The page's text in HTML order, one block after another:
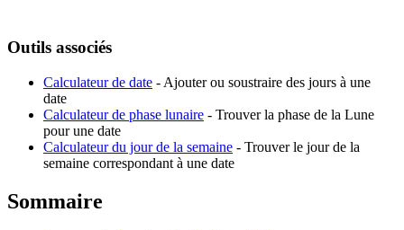
Outils associés
Calculateur de date - Ajouter ou soustraire des jours à une
date
Calculateur de phase lunaire - Trouver la phase de la Lune
pour une date
Calculateur du jour de la semaine - Trouver le jour de la
semaine correspondant à une date
Sommaire